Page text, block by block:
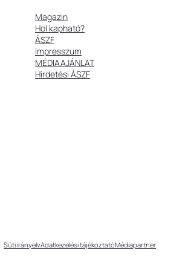
Magazin
Hol kapható?
ÁSZF
Impresszum
MÉDIAAJÁNLAT
Hirdetési ÁSZF
Süti irányelvAdatkezelési tájékoztatóMédiapartner